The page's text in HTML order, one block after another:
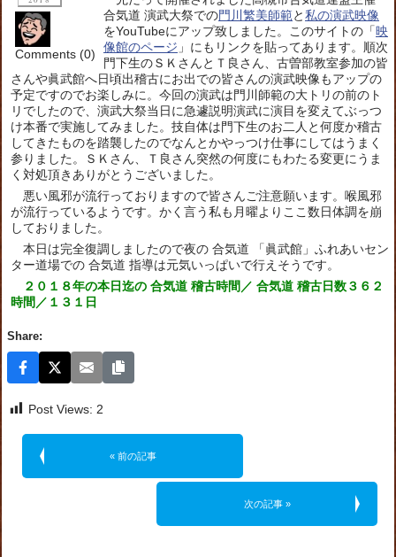
Comments (0)
合気道 演武大祭での門川繁美師範と私の演武映像
をYouTubeにアップ致しました。このサイトの「映
像館のページ 」にもリンクを貼ってあります。順次
門下生のＳＫさんとＴ良さん、古曽部教室参加の皆
さんや眞武館へ日頃出稽古にお出での皆さんの演武映像もアップの
予定ですのでお楽しみに。 今回の演武は門川師範の大トリの前のト
リでしたので、演武大祭当日に急遽説明演武に演目を変えてぶっつ
け本番で実施してみました。技自体は門下生のお二人と何度か稽古
してきたものを踏襲したのでなんとかやっつけ仕事にしてはうまく
参りました。ＳＫさん、Ｔ良さん突然の何度にもわたる変更にうま
く対処頂きありがとうございました。
悪い風邪が流行っておりますので皆さんご注意願います。喉風邪
が流行っているようです。かく言う私も月曜よりここ数日体調を崩
しておりました。
本日は完全復調しましたので夜の 合気道 「眞武館」ふれあいセン
ター道場での 合気道 指導は元気いっぱいで行えそうです。
２０１８年の本日迄の 合気道 稽古時間／ 合気道 稽古日数３６２
時間／１３１ 日
Share:
Post Views: 2
« 前の記事
次の記事 »